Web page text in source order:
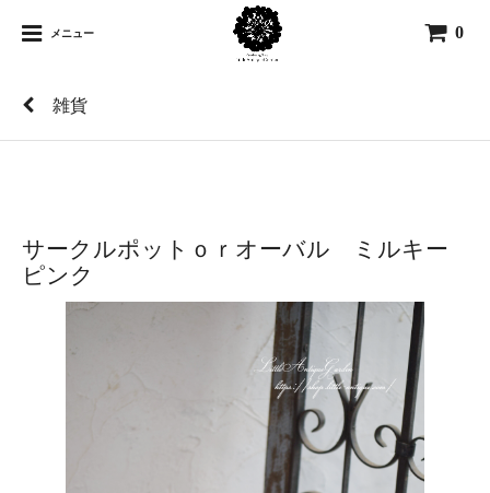
メニュー 0
雑貨
サークルポットｏｒオーバル ミルキー
ピンク